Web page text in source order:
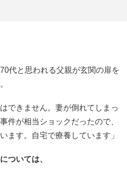
代と思われる父親が玄関の扉を
できません。妻が倒れてしまっ
が相当ショックだったので、
ます。自宅で療養しています」
ついては、